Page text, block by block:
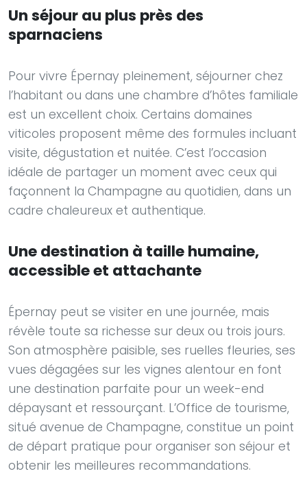
Un séjour au plus près des
sparnaciens
Pour vivre Épernay pleinement, séjourner chez
l’habitant ou dans une chambre d’hôtes familiale
est un excellent choix. Certains domaines
viticoles proposent même des formules incluant
visite, dégustation et nuitée. C’est l’occasion
idéale de partager un moment avec ceux qui
façonnent la Champagne au quotidien, dans un
cadre chaleureux et authentique.
Une destination à taille humaine,
accessible et attachante
Épernay peut se visiter en une journée, mais
révèle toute sa richesse sur deux ou trois jours.
Son atmosphère paisible, ses ruelles fleuries, ses
vues dégagées sur les vignes alentour en font
une destination parfaite pour un week-end
dépaysant et ressourçant. L’Office de tourisme,
situé avenue de Champagne, constitue un point
de départ pratique pour organiser son séjour et
obtenir les meilleures recommandations.